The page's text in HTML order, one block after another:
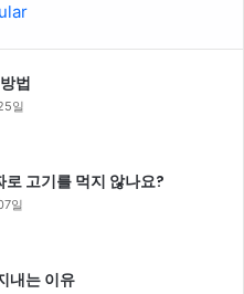
법
일
로 고기를 먹지 않나요?
일
내는 이유